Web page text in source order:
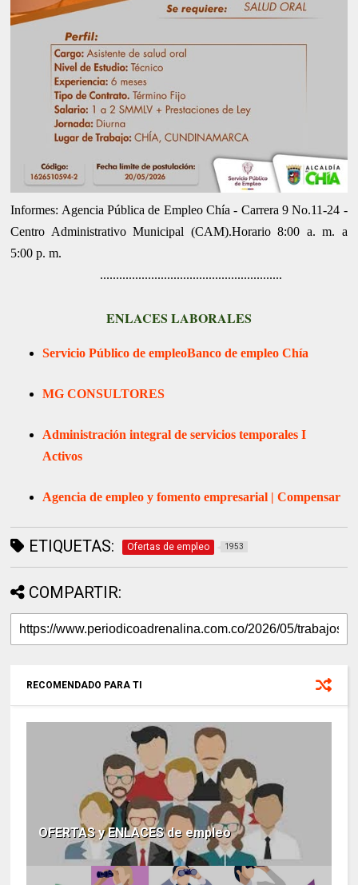
Informes: Agencia Pública de Empleo Chía - Carrera 9 No.11-24 -
Centro Administrativo Municipal (CAM).Horario 8:00 a. m. a
5:00 p. m.
.........................................................
ENLACES LABORALES
Servicio Público de empleoBanco de empleo Chía
MG CONSULTORES
Administración integral de servicios temporales I
Activos
Agencia de empleo y fomento empresarial | Compensar
ETIQUETAS: Ofertas de empleo 1953
COMPARTIR:
RECOMENDADO PARA TI
OFERTAS y ENLACES de empleo